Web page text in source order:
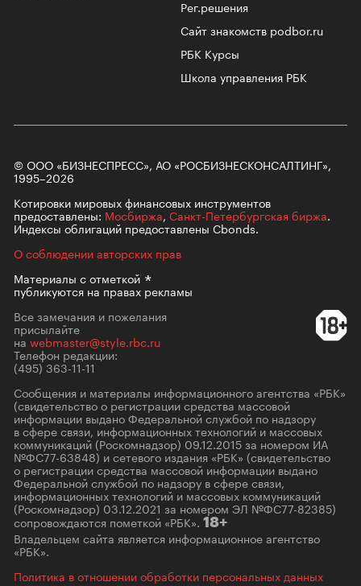
Рег.решения
Сайт знакомств podbor.ru
РБК Курсы
Школа управления РБК
© ООО «БИЗНЕСПРЕСС», АО «РОСБИЗНЕСКОНСАЛТИНГ»,
1995–2026
Котировки мировых финансовых инструментов
предоставлены: Мосбиржа, Санкт-Петербургская биржа.
Индексы облигаций предоставлены Cbonds.
О соблюдении авторских прав
Материалы сотметкой
публикуются на правах рекламы
Все замечания и пожелания
присылайте
на webmaster@style.rbc.ru
Телефон редакции:
(495) 363-11-11
Сообщения и материалы информационного агентства «РБК»
(свидетельство о регистрации средства массовой
информации выдано Федеральной службой по надзору
в сфере связи, информационных технологий и массовых
коммуникаций (Роскомнадзор) 09.12.2015 за номером ИА
№ФС77-63848) и сетевого издания «РБК» (свидетельство
о регистрации средства массовой информации выдано
Федеральной службой по надзору в сфере связи,
информационных технологий и массовых коммуникаций
(Роскомнадзор) 03.12.2021 за номером ЭЛ №ФС77-82385)
сопровождаются пометкой «РБК». 18+
Владельцем сайта является информационное агентство
«РБК».
Политика в отношении обработки персональных данных